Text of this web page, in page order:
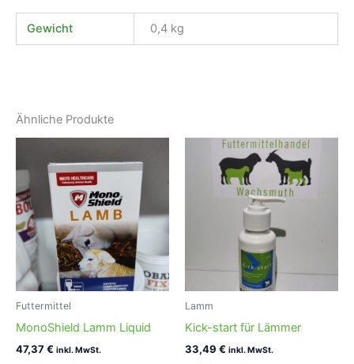
Gewicht 0,4 kg
Ähnliche Produkte
Futtermittel
MonoShield Lamm Liquid
47,37€ inkl. MwSt.
Lamm
Kick-start für Lämmer
33,49 € inkl. MwSt.